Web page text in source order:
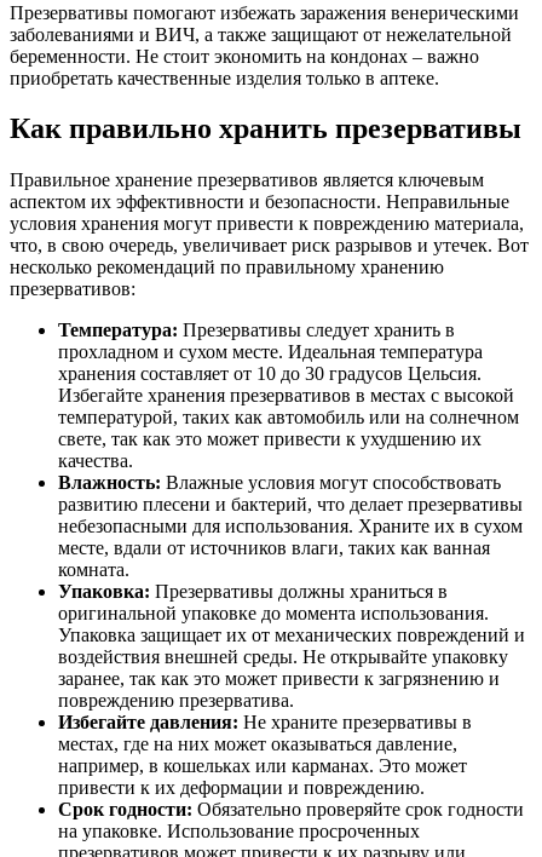
Презервативы помогают избежать заражения венерическими
заболеваниями и ВИЧ, а также защищают от нежелательной
беременности. Не стоит экономить на кондонах – важно
приобретать качественные изделия только в аптеке.
Как правильно хранить презервативы
Правильное хранение презервативов является ключевым
аспектом их эффективности и безопасности. Неправильные
условия хранения могут привести к повреждению материала,
что, в свою очередь, увеличивает риск разрывов и утечек. Вот
несколько рекомендаций по правильному хранению
презервативов:
Температура: Презервативы следует хранить в
прохладном и сухом месте. Идеальная температура
хранения составляет от 10 до 30 градусов Цельсия.
Избегайте хранения презервативов в местах с высокой
температурой, таких как автомобиль или на солнечном
свете, так как это может привести к ухудшению их
качества.
Влажность: Влажные условия могут способствовать
развитию плесени и бактерий, что делает презервативы
небезопасными для использования. Храните их в сухом
месте, вдали от источников влаги, таких как ванная
комната.
Упаковка: Презервативы должны храниться в
оригинальной упаковке до момента использования.
Упаковка защищает их от механических повреждений и
воздействия внешней среды. Не открывайте упаковку
заранее, так как это может привести к загрязнению и
повреждению презерватива.
Избегайте давления: Не храните презервативы в
местах, где на них может оказываться давление,
например, в кошельках или карманах. Это может
привести к их деформации и повреждению.
Срок годности: Обязательно проверяйте срок годности
на упаковке. Использование просроченных